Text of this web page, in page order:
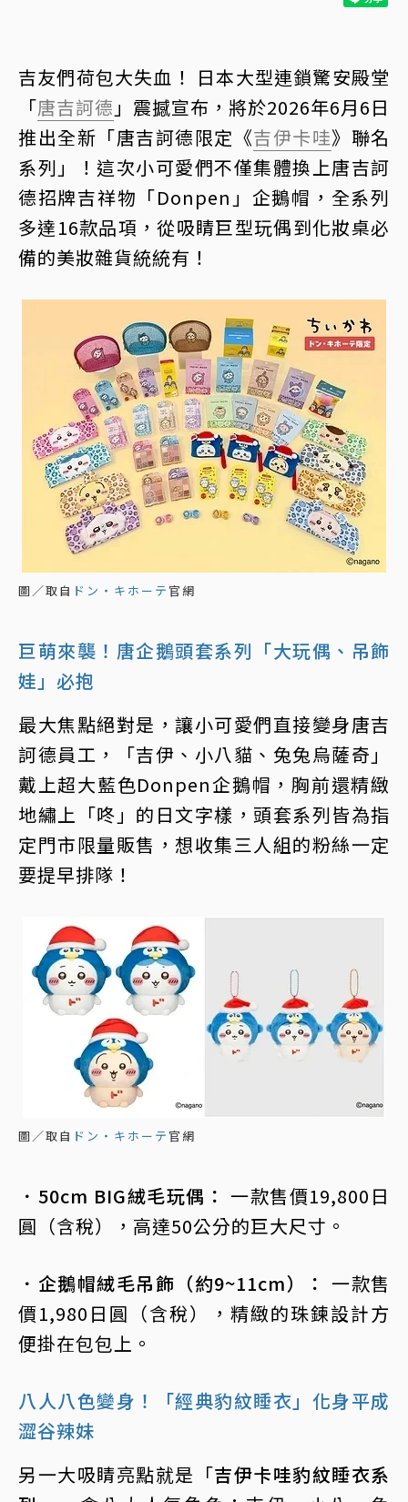
吉友們荷包大失血！ 日本大型連鎖驚安殿堂
「唐吉訶德 」震撼宣布，將於2026年6月6日
推出全新「唐吉訶德限定《吉伊卡哇》聯名
系列」！這次小可愛們不僅集體換上唐吉訶
德招牌吉祥物「Donpen」企鵝帽，全系列
多達16款品項，從吸睛巨型玩偶到化妝桌必
備的美妝雜貨統統有！
圖／取自 ドン・キホーテ 官網
巨萌來襲！唐企鵝頭套系列「大玩偶、吊飾
娃」必抱
最大焦點絕對是，讓小可愛們直接變身唐吉
訶德員工，「吉伊、小八貓、兔兔烏薩奇」
戴上超大藍色Donpen企鵝帽，胸前還精緻
地繡上「咚」的日文字樣，頭套系列皆為指
定門市限量販售，想收集三人組的粉絲一定
要提早排隊！
圖／取自 ドン・キホーテ 官網
．50cm BIG絨毛玩偶： 一款售價19,800日
圓（含稅），高達50公分的巨大尺寸。
．企鵝帽絨毛吊飾（約9~11cm）： 一款售
價1,980日圓（含稅），精緻的珠鍊設計方
便掛在包包上。
八人八色變身！「經典豹紋睡衣」化身平成
澀谷辣妹
另一大吸睛亮點就是「吉伊卡哇豹紋睡衣系